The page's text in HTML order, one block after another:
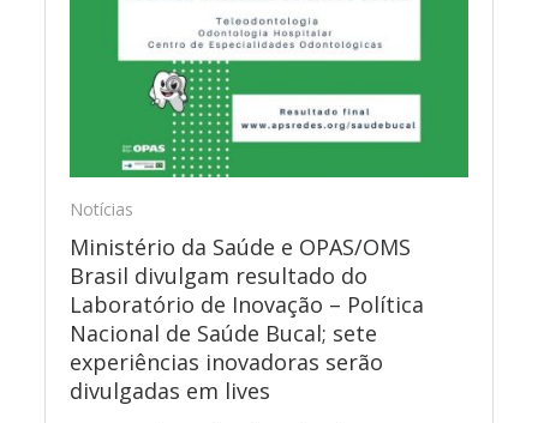
Notícias
Ministério da Saúde e OPAS/OMS
Brasil divulgam resultado do
Laboratório de Inovação – Política
Nacional de Saúde Bucal; sete
experiências inovadoras serão
divulgadas em lives